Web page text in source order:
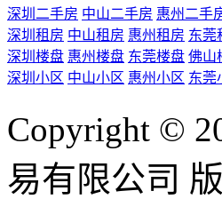
深圳二手房 中山二手房 惠州二手
深圳租房 中山租房 惠州租房 东莞
深圳楼盘 惠州楼盘 东莞楼盘 佛山
深圳小区 中山小区 惠州小区 东莞
Copyright ©
易有限公司